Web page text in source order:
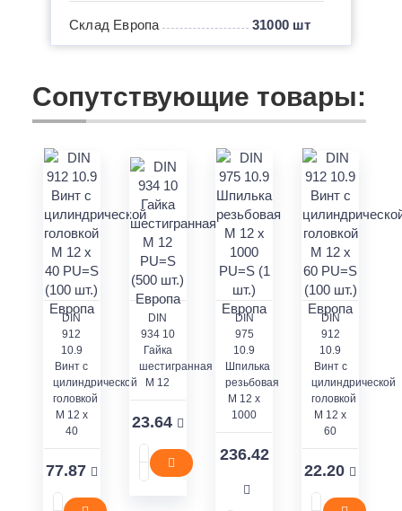
Склад Европа 31000 шт
Сопутствующие товары:
DIN
912
10.9
Винт с
цилиндрической
головкой
M 12 x
40
77.87
DIN
934 10
Гайка
шестигранная
M 12
23.64
DIN
975
10.9
Шпилька
резьбовая
M 12 x
1000
236.42
DIN
912
10.9
Винт с
цилиндрической
головкой
M 12 x
60
22.20